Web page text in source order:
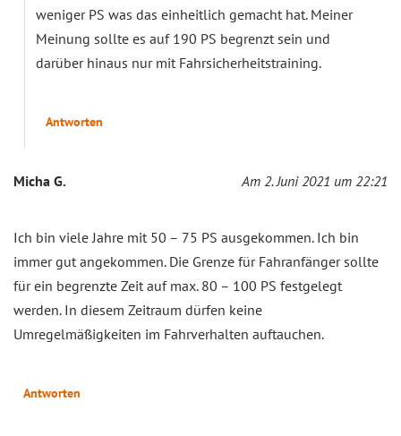
weniger PS was das einheitlich gemacht hat. Meiner
Meinung sollte es auf 190 PS begrenzt sein und
darüber hinaus nur mit Fahrsicherheitstraining.
Antworten
Micha G. Am 2. Juni 2021 um 22:21
Ich bin viele Jahre mit 50 – 75 PS ausgekommen. Ich bin
immer gut angekommen. Die Grenze für Fahranfänger sollte
für ein begrenzte Zeit auf max. 80 – 100 PS festgelegt
werden. In diesem Zeitraum dürfen keine
Umregelmäßigkeiten im Fahrverhalten auftauchen.
Antworten